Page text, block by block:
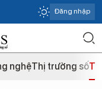
Đăng nhập
nghệThị trường số